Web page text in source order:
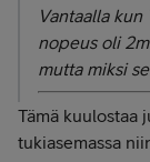
Vantaalla
nopeus oli
mutta miksi
Tämä kuulostaa
tukiasemassa